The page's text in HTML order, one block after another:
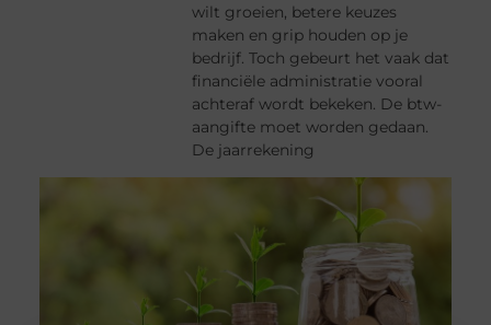
wilt groeien, betere keuzes
maken en grip houden op je
bedrijf. Toch gebeurt het vaak dat
financiële administratie vooral
achteraf wordt bekeken. De btw-
aangifte moet worden gedaan.
De jaarrekening